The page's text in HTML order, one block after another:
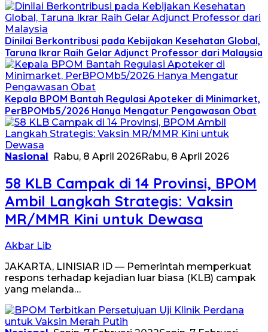
Dinilai Berkontribusi pada Kebijakan Kesehatan Global,
Taruna Ikrar Raih Gelar Adjunct Professor dari Malaysia
Kepala BPOM Bantah Regulasi Apoteker di Minimarket,
PerBPOMb5/2026 Hanya Mengatur Pengawasan Obat
Nasional Rabu, 8 April 2026Rabu, 8 April 2026
58 KLB Campak di 14 Provinsi, BPOM
Ambil Langkah Strategis: Vaksin
MR/MMR Kini untuk Dewasa
Akbar Lib
JAKARTA, LINISIAR ID — Pemerintah memperkuat
respons terhadap kejadian luar biasa (KLB) campak
yang melanda…